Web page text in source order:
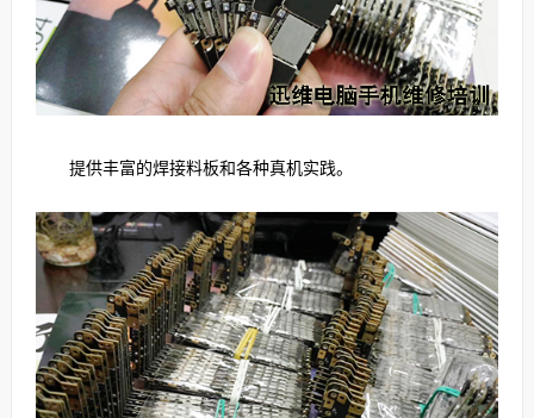
提供丰富的焊接料板和各种真机实践。